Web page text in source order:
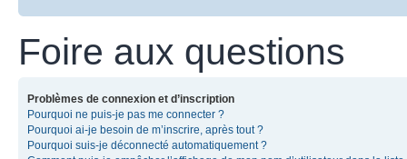
Foire aux questions
Problèmes de connexion et d’inscription
Pourquoi ne puis-je pas me connecter ?
Pourquoi ai-je besoin de m’inscrire, après tout ?
Pourquoi suis-je déconnecté automatiquement ?